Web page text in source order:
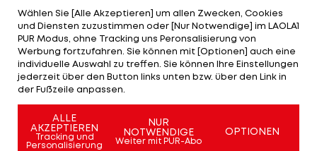
Wählen Sie [Alle Akzeptieren] um allen Zwecken, Cookies
und Diensten zuzustimmen oder [Nur Notwendige] im LAOLA1
PUR Modus, ohne Tracking uns Peronsalisierung von
Werbung fortzufahren. Sie können mit [Optionen] auch eine
individuelle Auswahl zu treffen. Sie können Ihre Einstellungen
jederzeit über den Button links unten bzw. über den Link in
der Fußzeile anpassen.
ALLE
AKZEPTIEREN
Tracking und
Personalisierung
NUR
NOTWENDIGE
Weiter mit PUR-Abo
OPTIONEN